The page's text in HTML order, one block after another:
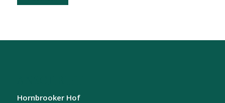
Hornbrooker Hof